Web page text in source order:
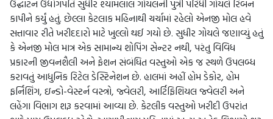
ઉદ્ઘાટન ઉદ્યોગપતિ સુધીર શ્યામલાલ ગોયલની પુત્રી પરિધી ગોયલે રિબન
કાપીને કર્યું હતું. છેલ્લા કેટલાક મહિનાથી ચર્ચામાં રહેલો એનજી મોલ હવે
સત્તાવાર રીતે ખરીદદારો માટે ખુલ્લો થઈ ગયો છે. સુધીર ગોયલે જણાવ્યું હતું
કે એનજી મોલ માત્ર એક સામાન્ય શોપિંગ સેન્ટર નથી, પરંતુ વિવિધ
પ્રકારની જીવનશૈલી અને ફેશન સંબંધિત વસ્તુઓ એક જ સ્થળે ઉપલબ્ધ
કરાવતું આધુનિક રિટેલ ડેસ્ટિનેશન છે. હાલમાં અહીં હોમ ડેકોર, હોમ
ફર્નિશિંગ, ઇન્ડો-વેસ્ટર્ન વસ્ત્રો, જ્વેલરી, આર્ટિફિશિયલ જ્વેલરી અને
લહેંગા વિભાગ શરૂ કરવામાં આવ્યા છે. કેટલીક વસ્તુઓ ખરીદી ઉપરાંત